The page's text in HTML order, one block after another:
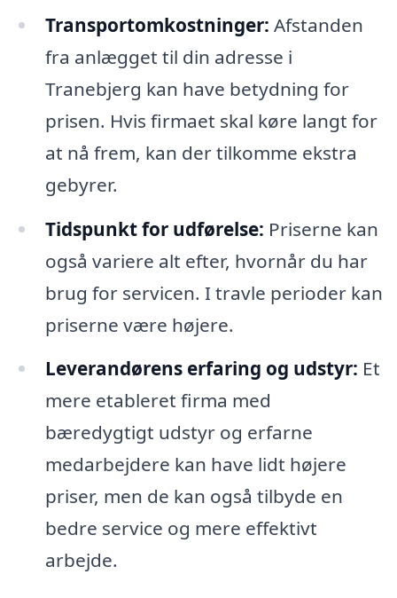
Transportomkostninger: Afstanden
fra anlægget til din adresse i
Tranebjerg kan have betydning for
prisen. Hvis firmaet skal køre langt for
at nå frem, kan der tilkomme ekstra
gebyrer.
Tidspunkt for udførelse: Priserne kan
også variere alt efter, hvornår du har
brug for servicen. I travle perioder kan
priserne være højere.
Leverandørens erfaring og udstyr: Et
mere etableret firma med
bæredygtigt udstyr og erfarne
medarbejdere kan have lidt højere
priser, men de kan også tilbyde en
bedre service og mere effektivt
arbejde.